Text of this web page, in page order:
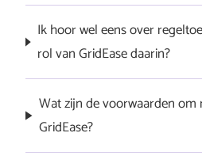
Ik hoor wel eens over
rol van GridEase daarin?
overcompenseren op de
bijvoorbeeld een tekort is aan
Wat zijn de voorwaarden om
GridEase?